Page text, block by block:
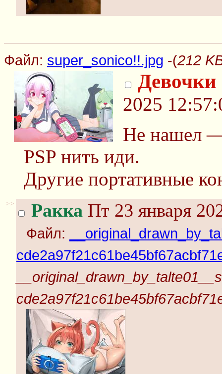
Файл: super_sonico!!.jpg -(212
Девочки
2025
Не нашел —
PSP нить иди.
Другие портативные
>> Ракка Пт 23 января
Файл: